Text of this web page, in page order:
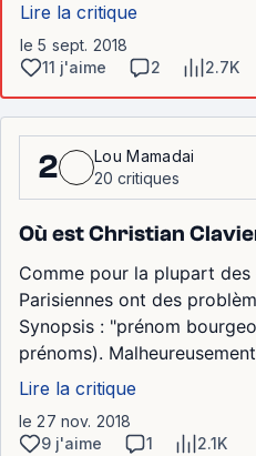
Lire la critique
le 5 sept. 2018
11 j'aime
2 2.7K
2
Lou Mamadai
20 critiques
Où est Christian
Comme pour la plupart
Parisiennes ont des
Synopsis : "prénom
prénoms).
Lire la critique
le 27 nov. 2018
9 j'aime
1 2.1K